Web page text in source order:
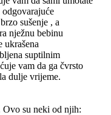
sušenje , a
nježnu bebinu
ukrašena
suptilnim
vam da ga čvrsto
dulje vrijeme.
Ovo su neki od njih: